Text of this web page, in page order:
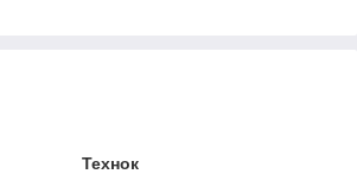
Технок